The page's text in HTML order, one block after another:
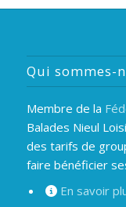
Qui sommes-
Membre de la
Balades Nieul
des tarifs de
faire bénéficier
En savoir